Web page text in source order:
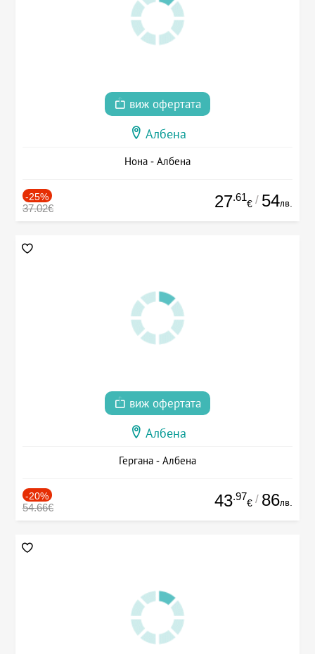
виж офертата
Албена
Нона - Албена
-25%
37.02€ 27.61
€ / 54лв.
виж офертата
Албена
Гергана - Албена
-20%
54.66€ 43.97
€ / 86лв.